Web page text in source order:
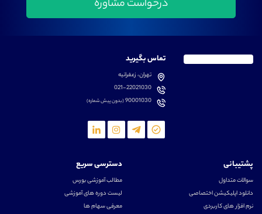
تماس بگیرید
تهران، زعفرانیه
021-22021030
90001030(بدون پیش شماره)
پشتیبانی
سوالات متداول
دانلود اپلیکیشن اختصاصی
نرم افزار های کاربردی
دسترسی سریع
مطالب آموزشی بورس
لیست دوره های آموزشی
معرفی سهام ها